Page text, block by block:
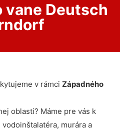
vane Deutsch
v rámci Západného
oblasti? Máme pre vás k
murára a